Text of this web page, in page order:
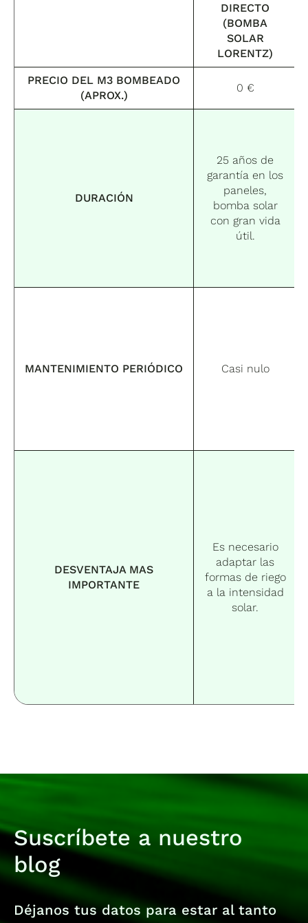
DIRECTO
(BOMBA
SOLAR
LORENTZ)
PRECIO DEL M3 BOMBEADO
(APROX.)
0 €
DURACIÓN
25 años de
garantía en los
paneles,
bomba solar
con gran vida
útil.
MANTENIMIENTO PERIÓDICO Casi nulo
DESVENTAJA MAS
IMPORTANTE
Es necesario
adaptar las
formas de riego
a la intensidad
solar.
Suscríbete a nuestro
blog
Déjanos tus datos para estar al tanto